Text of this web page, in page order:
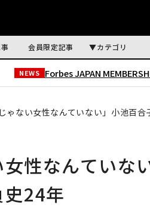
会員限定記事 カテゴリ
NEWS Forbes JAPAN
ゃない女性なんていない」小池百
女性なんていな
24年